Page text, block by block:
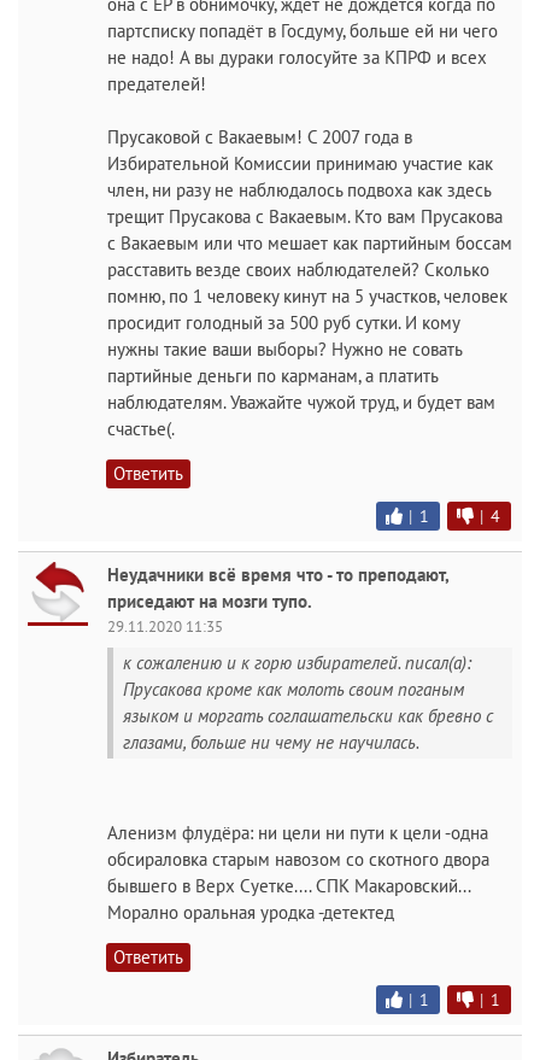
партсписку попадёт в Госдуму, больше ей ни чего
не надо! А вы дураки голосуйте за КПРФ и всех
предателей!
Прусаковой с Вакаевым! С 2007 года в
Избирательной Комиссии принимаю участие как
член, ни разу не наблюдалось подвоха как здесь
трещит Прусакова с Вакаевым. Кто вам Прусакова
с Вакаевым или что мешает как партийным боссам
расставить везде своих наблюдателей? Сколько
помню, по 1 человеку кинут на 5 участков, человек
просидит голодный за 500 руб сутки. И кому
нужны такие ваши выборы? Нужно не совать
партийные деньги по карманам, а платить
наблюдателям. Уважайте чужой труд, и будет вам
счастье(.
Ответить
| 1 | 4
Неудачники всё время что - то преподают,
приседают на мозги тупо.
29.11.2020 11:35
к сожалению и к горю избирателей. писал(а):
Прусакова кроме как молоть своим поганым
языком и моргать соглашательски как бревно с
глазами, больше ни чему не научилась.
Аленизм флудёра: ни цели ни пути к цели -одна
обсираловка старым навозом со скотного двора
бывшего в Верх Суетке.... СПК Макаровский...
Морално оральная уродка -детектед
Ответить
| 1 | 1